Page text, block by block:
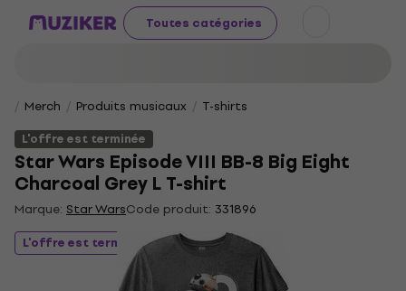
Toutes catégories
Merch Produits musicaux
T-shirts
L'offre est terminée
Star Wars Episode VIII BB-8 Big Eight
Charcoal Grey L T-shirt
Marque: Star WarsCode produit: 331896
L'offre est terminée